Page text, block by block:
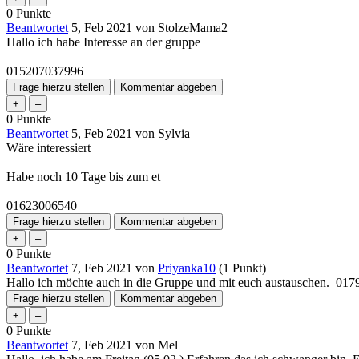
0 Punkte
Beantwortet 5, Feb 2021 von StolzeMama2
Hallo ich habe Interesse an der gruppe
015207037996
0 Punkte
Beantwortet 5, Feb 2021 von Sylvia
Wäre interessiert
Habe noch 10 Tage bis zum et
01623006540
0 Punkte
Beantwortet 7, Feb 2021 von Priyanka10 (1 Punkt)
Hallo ich möchte auch in die Gruppe und mit euch austauschen.
0 Punkte
Beantwortet 7, Feb 2021 von Mel